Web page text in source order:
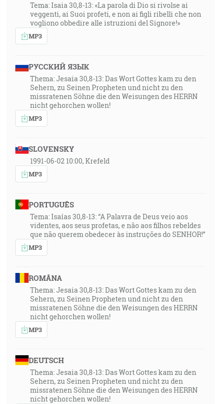
Tema: Isaia 30,8-13: «La parola di Dio si rivolse ai
veggenti, ai Suoi profeti, e non ai figli ribelli che non
vogliono obbedire alle istruzioni del Signore!»
MP3
РУССКИЙ ЯЗЫК
Thema: Jesaia 30,8-13: Das Wort Gottes kam zu den
Sehern, zu Seinen Propheten und nicht zu den
missratenen Söhne die den Weisungen des HERRN
nicht gehorchen wollen!
MP3
SLOVENSKY
1991-06-02 10:00, Krefeld
MP3
PORTUGUÊS
Tema: Isaías 30,8-13: “A Palavra de Deus veio aos
videntes, aos seus profetas, e não aos filhos rebeldes
que não querem obedecer às instruções do SENHOR!”
MP3
ROMÂNA
Thema: Jesaia 30,8-13: Das Wort Gottes kam zu den
Sehern, zu Seinen Propheten und nicht zu den
missratenen Söhne die den Weisungen des HERRN
nicht gehorchen wollen!
MP3
DEUTSCH
Thema: Jesaia 30,8-13: Das Wort Gottes kam zu den
Sehern, zu Seinen Propheten und nicht zu den
missratenen Söhne die den Weisungen des HERRN
nicht gehorchen wollen!